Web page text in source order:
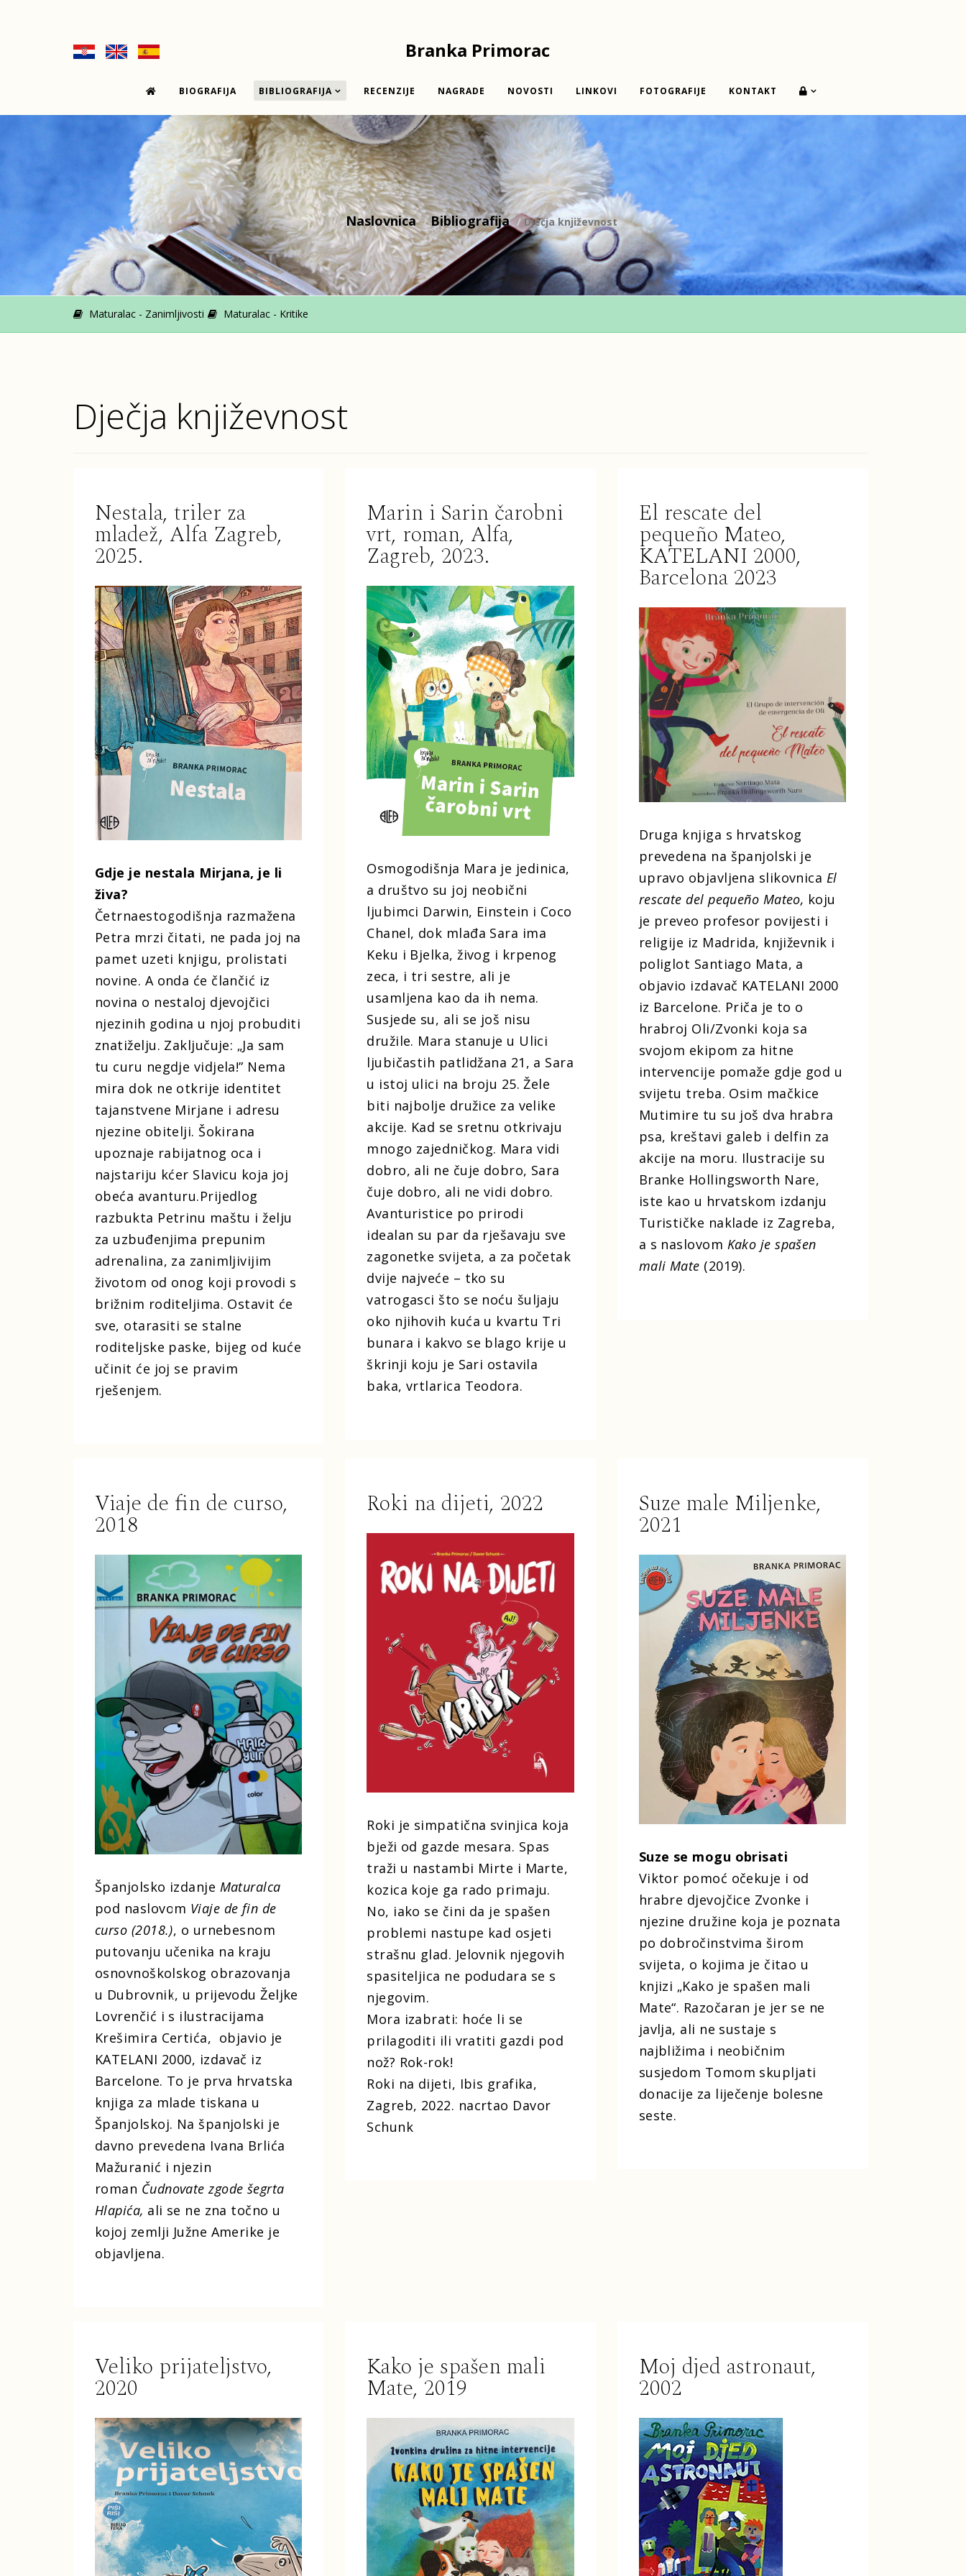
Branka Primorac
BIOGRAFIJA BIBLIOGRAFIJA RECENZIJE NAGRADE NOVOSTI LINKOVI FOTOGRAFIJE KONTAKT
Naslovnica Bibliografija Dječja književnost
Maturalac - Zanimljivosti Maturalac - Kritike
Dječja književnost
Nestala, triler za
mladež, Alfa Zagreb,
2025.
Gdje je nestala Mirjana, je li
živa?
Četrnaestogodišnja razmažena
Petra mrzi čitati, ne pada joj na
pamet uzeti knjigu, prolistati
novine. A onda će člančić iz
novina o nestaloj djevojčici
njezinih godina u njoj probuditi
znatiželju. Zaključuje: „Ja sam
tu curu negdje vidjela!” Nema
mira dok ne otkrije identitet
tajanstvene Mirjane i adresu
njezine obitelji. Šokirana
upoznaje rabijatnog oca i
najstariju kćer Slavicu koja joj
obeća avanturu.Prijedlog
razbukta Petrinu maštu i želju
za uzbuđenjima prepunim
adrenalina, za zanimljivijim
životom od onog koji provodi s
brižnim roditeljima. Ostavit će
sve, otarasiti se stalne
roditeljske paske, bijeg od kuće
učinit će joj se pravim
rješenjem.
Marin i Sarin čarobni
vrt, roman, Alfa,
Zagreb, 2023.
Osmogodišnja Mara je jedinica,
a društvo su joj neobični
ljubimci Darwin, Einstein i Coco
Chanel, dok mlađa Sara ima
Keku i Bjelka, živog i krpenog
zeca, i tri sestre, ali je
usamljena kao da ih nema.
Susjede su, ali se još nisu
družile. Mara stanuje u Ulici
ljubičastih patlidžana 21, a Sara
u istoj ulici na broju 25. Žele
biti najbolje družice za velike
akcije. Kad se sretnu otkrivaju
mnogo zajedničkog. Mara vidi
dobro, ali ne čuje dobro, Sara
čuje dobro, ali ne vidi dobro.
Avanturistice po prirodi
idealan su par da rješavaju sve
zagonetke svijeta, a za početak
dvije najveće – tko su
vatrogasci što se noću šuljaju
oko njihovih kuća u kvartu Tri
bunara i kakvo se blago krije u
škrinji koju je Sari ostavila
baka, vrtlarica Teodora.
El rescate del
pequeño Mateo,
KATELANI 2000,
Barcelona 2023
Druga knjiga s hrvatskog
prevedena na španjolski je
upravo objavljena slikovnica El
rescate del pequeño Mateo, koju
je preveo profesor povijesti i
religije iz Madrida, književnik i
poliglot Santiago Mata, a
objavio izdavač KATELANI 2000
iz Barcelone. Priča je to o
hrabroj Oli/Zvonki koja sa
svojom ekipom za hitne
intervencije pomaže gdje god u
svijetu treba. Osim mačkice
Mutimire tu su još dva hrabra
psa, kreštavi galeb i delfin za
akcije na moru. Ilustracije su
Branke Hollingsworth Nare,
iste kao u hrvatskom izdanju
Turističke naklade iz Zagreba,
a s naslovom Kako je spašen
mali Mate (2019).
Viaje de fin de curso,
2018
Španjolsko izdanje Maturalca
pod naslovom Viaje de fin de
curso (2018.), o urnebesnom
putovanju učenika na kraju
osnovnoškolskog obrazovanja
u Dubrovnik, u prijevodu Željke
Lovrenčić i s ilustracijama
Krešimira Certića, objavio je
KATELANI 2000, izdavač iz
Barcelone. To je prva hrvatska
knjiga za mlade tiskana u
Španjolskoj. Na španjolski je
davno prevedena Ivana Brlića
Mažuranić i njezin
roman Čudnovate zgode šegrta
Hlapića, ali se ne zna točno u
kojoj zemlji Južne Amerike je
objavljena.
Roki na dijeti, 2022
Roki je simpatična svinjica koja
bježi od gazde mesara. Spas
traži u nastambi Mirte i Marte,
kozica koje ga rado primaju.
No, iako se čini da je spašen
problemi nastupe kad osjeti
strašnu glad. Jelovnik njegovih
spasiteljica ne podudara se s
njegovim.
Mora izabrati: hoće li se
prilagoditi ili vratiti gazdi pod
nož? Rok-rok!
Roki na dijeti, Ibis grafika,
Zagreb, 2022. nacrtao Davor
Schunk
Suze male Miljenke,
2021
Suze se mogu obrisati
Viktor pomoć očekuje i od
hrabre djevojčice Zvonke i
njezine družine koja je poznata
po dobročinstvima širom
svijeta, o kojima je čitao u
knjizi „Kako je spašen mali
Mate“. Razočaran je jer se ne
javlja, ali ne sustaje s
najbližima i neobičnim
susjedom Tomom skupljati
donacije za liječenje bolesne
seste.
Veliko prijateljstvo,
2020
Kako je spašen mali
Mate, 2019
Moj djed astronaut,
2002